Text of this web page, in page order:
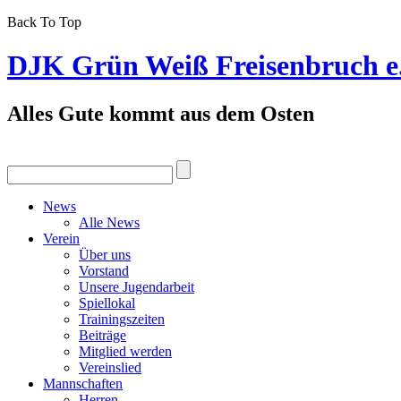
Back To Top
DJK Grün Weiß Freisenbruch
Alles Gute kommt aus dem Osten
News
Alle News
Verein
Über uns
Vorstand
Unsere Jugendarbeit
Spiellokal
Trainingszeiten
Beiträge
Mitglied werden
Vereinslied
Mannschaften